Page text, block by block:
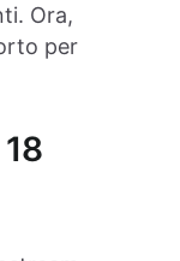
Ora,
per